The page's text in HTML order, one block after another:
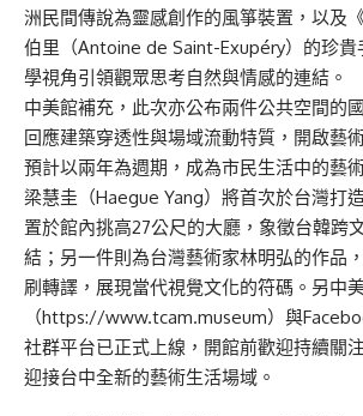
洲民間傳說為靈感創作的風箏裝置，以及
伯里（Antoine de Saint-Exupéry）的珍貴
學視角引領觀眾思考自然與情感的連結。
中美館補充，此次亦公布兩件公共空間的
回應建築穿透性與場域流動特質，開啟藝
預計以兩年為週期，成為市民生活中的藝
梁慧圭（Haegue Yang）將首次於台灣打
置於館內挑高27公尺的大廳，象徵台韓跨
結；另一件則為台灣藝術家林明弘的作品
刷轉譯，展現當代視覺文化的符碼。另中
（https://www.tcam.museum）與
社群平台已正式上線，開館前歡迎持續關
迎接台中全新的藝術生活場域。